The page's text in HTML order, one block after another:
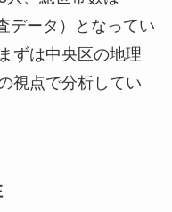
データ）となってい
ずは中央区の地理
視点で分析してい